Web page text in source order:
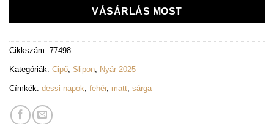
VÁSÁRLÁS MOST
Cikkszám: 77498
Kategóriák: Cipő Slipon Nyár 2025
Címkék: dessi-napok fehér, matt sárga